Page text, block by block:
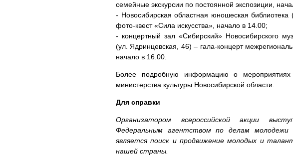
семейные экскурсии по постоянной экспозиции,
- Новосибирская областная юношеская
фото-квест «Сила искусства», начало в 14.00;
- концертный зал «Сибирский» Новосибирского
(ул. Ядринцевская, 46) – гала-концерт
начало в 16.00.
Более подробную информацию о
министерства культуры Новосибирской области.
Для справки
Организатором всероссийской акции
Федеральным агентством по делам молодежи
является поиск и продвижение молодых и
нашей страны.